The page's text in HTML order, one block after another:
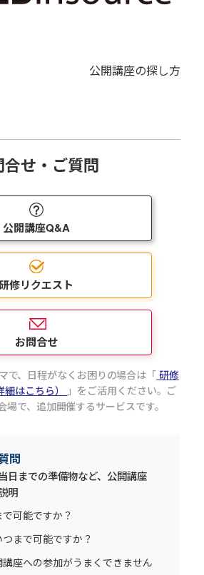
公開講座の探し方
合せ・ご質問
公開講座Q&A
修リクエスト
お問合せ
で、日程がなくお困りの場合は「 研修
はこちら）
」をご活用ください。ご
で、追加開催するサービスです。
問
日までの準備物など、公開講座
明
可能ですか？
まで可能ですか？
座への参加がうまくできません